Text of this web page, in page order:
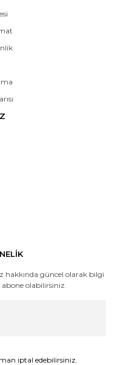
hakkında güncel olarak bilgi
olabilirsiniz.
iptal edebilirsiniz.